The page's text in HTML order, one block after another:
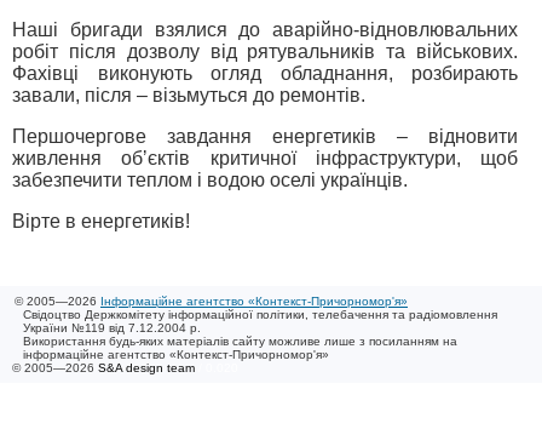
Наші бригади взялися до аварійно-відновлювальних
робіт після дозволу від рятувальників та військових.
Фахівці виконують огляд обладнання, розбирають
завали, після – візьмуться до ремонтів.
Першочергове завдання енергетиків – відновити
живлення обʼєктів критичної інфраструктури, щоб
забезпечити теплом і водою оселі українців.
Вірте в енергетиків!
© 2005—2026 Інформаційне агентство «Контекст-Причорномор'я»
Свідоцтво Держкомітету інформаційної політики, телебачення та радіомовлення
України №119 від 7.12.2004 р.
Використання будь-яких матеріалів сайту можливе лише з посиланням на
інформаційне агентство «Контекст-Причорномор'я»
© 2005—2026 S&A design team